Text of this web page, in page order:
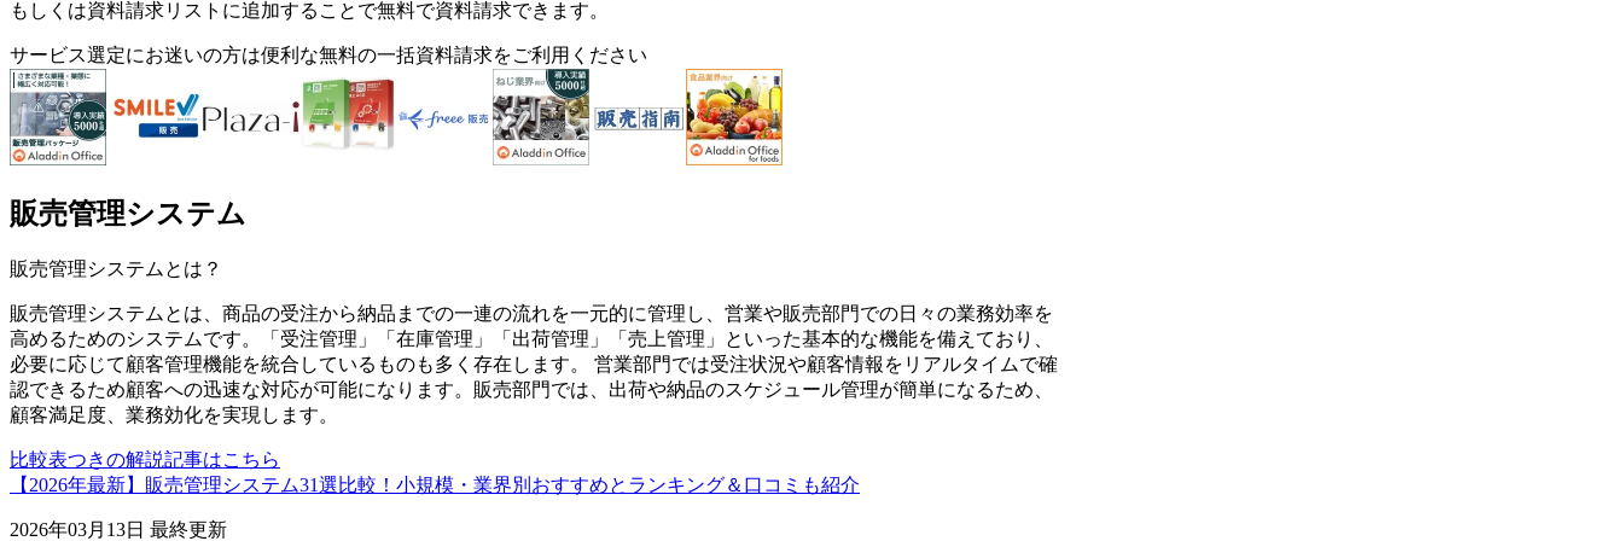
もしくは資料請求リストに追加することで無料で資料請求できます。
サービス選定にお迷いの方は便利な無料の一括資料請求をご利用ください
販売管理システム
販売管理システム とは？
販売管理システムとは、商品の受注から納品までの一連の流れを一元的に管理し、営業や販売部門での日々の業務効率を
高めるためのシステムです。「受注管理」「在庫管理」「出荷管理」「売上管理」といった基本的な機能を備えており、
必要に応じて顧客管理機能を統合しているものも多く存在します。 営業部門では受注状況や顧客情報をリアルタイムで確
認できるため顧客への迅速な対応が可能になります。販売部門では、出荷や納品のスケジュール管理が簡単になるため、
顧客満足度、業務効化を実現します。
比較表つきの解説記事はこちら
【2026年最新】販売管理システム31選比較！小規模・業界別おすすめとランキング＆口コミも紹介
2026年03月13日 最終更新